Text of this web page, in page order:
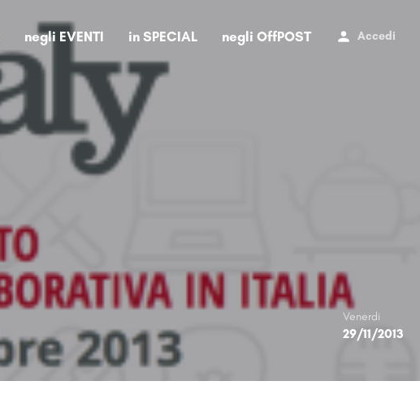
negli EVENTI in SPECIAL negli OffPOST Accedi
Venerdi
29/11/2013